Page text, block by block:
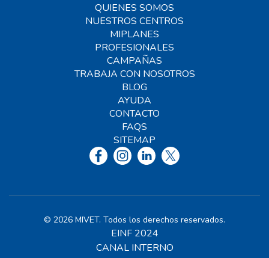
QUIENES SOMOS
NUESTROS CENTROS
MIPLANES
PROFESIONALES
CAMPAÑAS
TRABAJA CON NOSOTROS
BLOG
AYUDA
CONTACTO
FAQS
SITEMAP
© 2026 MIVET. Todos los derechos reservados.
EINF 2024
CANAL INTERNO